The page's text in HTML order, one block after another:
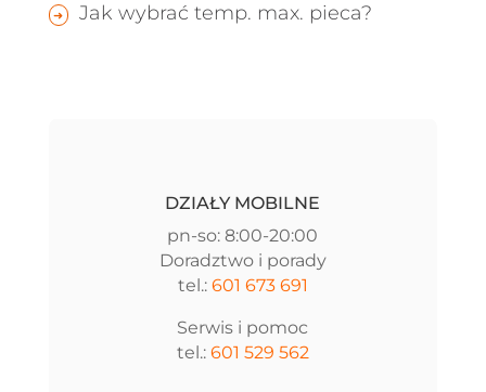
Jak wybrać temp. max. pieca?
DZIAŁY MOBILNE
pn-so: 8:00-20:00
Doradztwo i porady
tel.: 601 673 691
Serwis i pomoc
tel.: 601 529 562